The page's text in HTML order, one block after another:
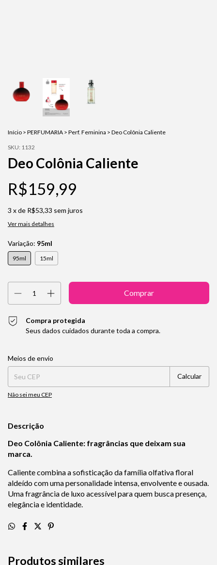
Início > PERFUMARIA > Perf. Feminina > Deo Colônia Caliente
SKU: 1132
Deo Colônia Caliente
R$159,99
3 x de R$53,33 sem juros
Ver mais detalhes
Variação: 95ml
95ml 15ml
Compra protegida
Seus dados cuidados durante toda a compra.
Entregas para o CEP:
Meios de envio
Calcular
Não sei meu CEP
Descrição
Deo Colônia Caliente: fragrâncias que deixam sua
marca.
Caliente combina a sofisticação da família olfativa floral
aldeído com uma personalidade intensa, envolvente e ousada.
Uma fragrância de luxo acessível para quem busca presença,
elegância e identidade.
Produtos similares